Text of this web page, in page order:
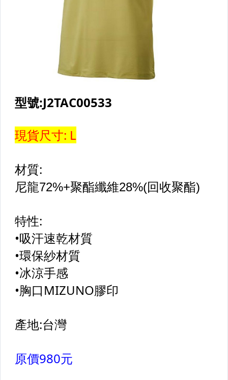
【ASICS亞瑟士】男慢跑鞋&路跑鞋款
【ASICS亞瑟士】女慢跑&路跑鞋款
【Mizuno】男女款排羽桌球系列商品
【Mizuno】男短袖上衣
【Mizuno】男背心
【Mizuno】男短褲
【Mizuno】男款外套&套裝
【Mizuno】男女款建走鞋
【Mizuno】男慢跑&路跑鞋款
【Mizuno】女慢跑&路跑鞋款
【Mizuno】女短袖上衣
【Mizuno】女長袖上衣
【Mizuno】女外套&套裝
【Mizuno】女短褲&長褲
【兒童】服飾專區